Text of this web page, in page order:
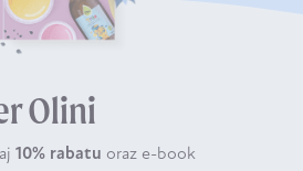
Olini
10% rabatu oraz e-book